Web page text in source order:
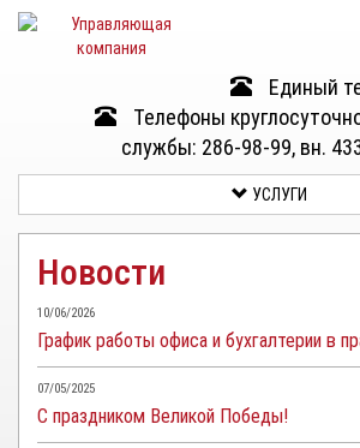
Единый
Телефоны
службы: 286-98-99, вн.
КОМПАНИИ
УСЛУГИ
ДОКУМЕНТЫ
ОТЧЕТНОСТЬ
УСЛУГИ
Новости
10/06/2026
График работы офиса и бухгалтерии в
07/05/2025
С праздником Великой Победы!